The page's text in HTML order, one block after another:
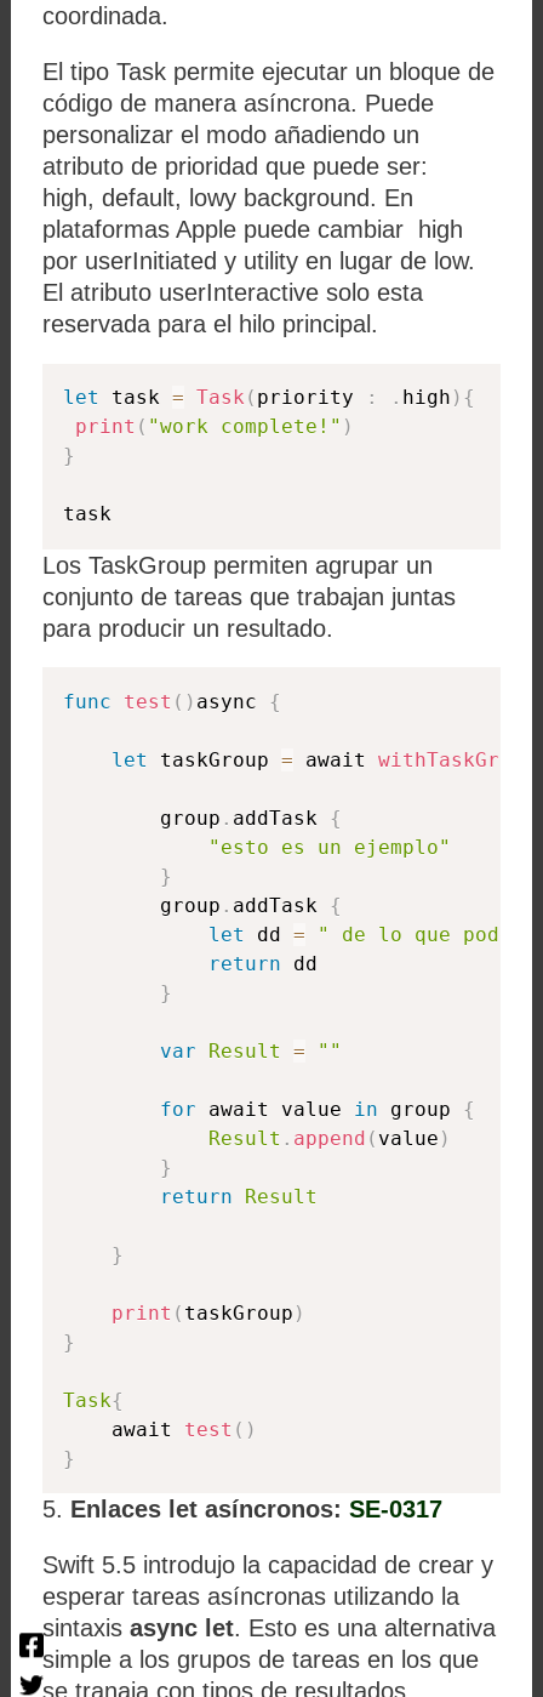
coordinada.
El tipo Task permite ejecutar un bloque de
código de manera asíncrona. Puede
personalizar el modo añadiendo un
atributo de prioridad que puede ser:
high, default, lowy background. En
plataformas Apple puede cambiar high
por userInitiated y utility en lugar de low.
El atributo userInteractive solo esta
reservada para el hilo principal.
let task = Task ( priority : . high ) {
print ( "work complete!" )
}
task
Los TaskGroup permiten agrupar un
conjunto de tareas que trabajan juntas
para producir un resultado.
func test ( ) async {
let taskGroup = await withTaskGroup
        group
. addTask {
"esto es un ejemplo"
}
        group
. addTask {
let dd =
" de lo que
return dd
}
var Result = ""
for await value in group {
Result . append ( value )
}
return
Result
}
print ( taskGroup )
}
Task{
    await
test ( )
}
5. Enlaces let asíncronos:SE-0317
Swift 5.5 introdujo la capacidad de crear y
esperar tareas asíncronas utilizando la
sintaxisasync let. Esto es una alternativa
simple a los grupos de tareas en los que
se tranaja con tipos de resultados